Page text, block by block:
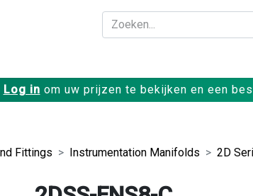
Log in om uw prijzen te bekijken en een
Fittings Instrumentation Manifolds 2D